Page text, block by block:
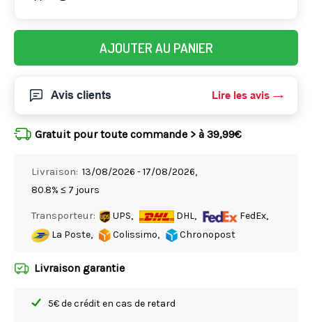
AJOUTER AU PANIER
Avis clients Lire les avis
Gratuit pour toute commande > à 39,99€
Livraison: 13/08/2026 - 17/08/2026,
80.8% ≤ 7 jours
Transporteur: UPS, DHL,
FedEx,
La Poste,
Colissimo, Chronopost
Livraison garantie
5€ de crédit en cas de retard